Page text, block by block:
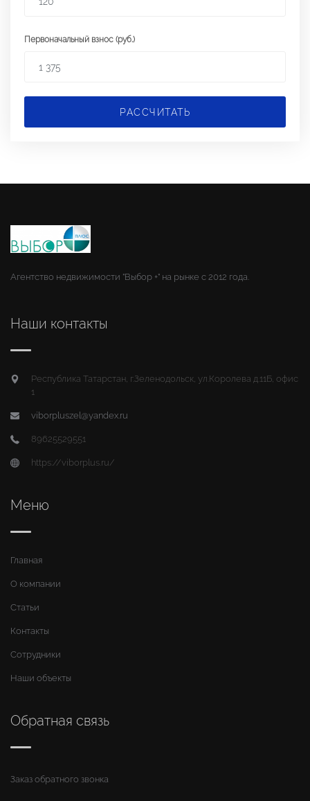
Первоначальный взнос (руб.)
РАССЧИТАТЬ
Агентство недвижимости "Выбор +" на рынке с 2012 года.
Наши контакты
Республика Татарстан, г.Зеленодольск, ул.Королева д.11Б, офис
1
viborpluszel@yandex.ru
89625529551
https://viborplus.ru/
Меню
Главная
О компании
Статьи
Контакты
Сотрудники
Наши объекты
Обратная связь
Заказ обратного звонка